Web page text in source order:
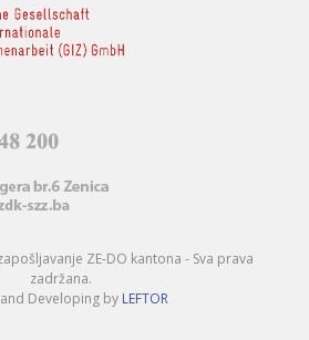
ZE-DO kantona - Sva prava
zadržana.
Developing by LEFTOR